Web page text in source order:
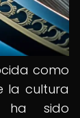
como
la cultura
sido